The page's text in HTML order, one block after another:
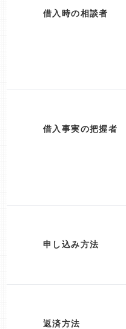
借入時の相談者
借入事実の把握者
申し込み方法
返済方法